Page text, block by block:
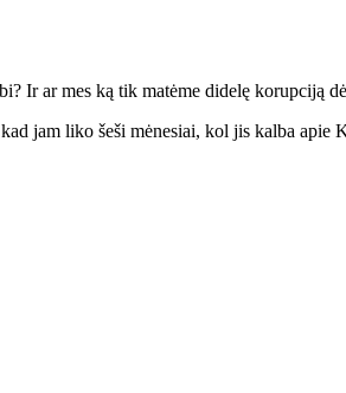
Ir ar mes ką tik matėme didelę korupciją
jam liko šeši mėnesiai, kol jis kalba